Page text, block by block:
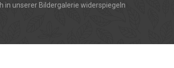
in unserer Bildergalerie widerspiegeln